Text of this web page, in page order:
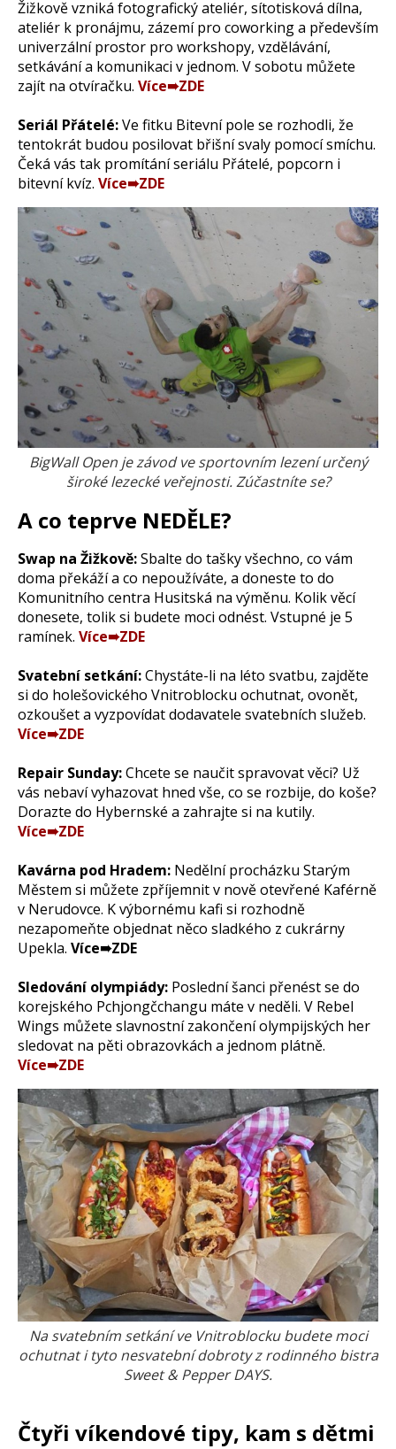
Žižkově vzniká fotografický ateliér, sítotisková dílna,
ateliér k pronájmu, zázemí pro coworking a především
univerzální prostor pro workshopy, vzdělávání,
setkávání a komunikaci v jednom. V sobotu můžete
zajít na otvíračku. Více➠ZDE
Seriál Přátelé:Ve fitku Bitevní pole se rozhodli, že
tentokrát budou posilovat břišní svaly pomocí smíchu.
Čeká vás tak promítání seriálu Přátelé, popcorn i
bitevní kvíz. Více➠ZDE
BigWall Open je závod ve sportovním lezení určený
široké lezecké veřejnosti. Zúčastníte se?
A co teprve NEDĚLE?
Swap na Žižkově:Sbalte do tašky všechno, co vám
doma překáží a co nepoužíváte, a doneste to do
Komunitního centra Husitská na výměnu. Kolik věcí
donesete, tolik si budete moci odnést. Vstupné je 5
ramínek. Více➠ZDE
Svatební setkání:Chystáte-li na léto svatbu, zajděte
si do holešovického Vnitroblocku ochutnat, ovonět,
ozkoušet a vyzpovídat dodavatele svatebních služeb.
Více➠ZDE
Repair Sunday:Chcete se naučit spravovat věci? Už
vás nebaví vyhazovat hned vše, co se rozbije, do koše?
Dorazte do Hybernské a zahrajte si na kutily.
Více➠ZDE
Kavárna pod Hradem: Nedělní procházku Starým
Městem si můžete zpříjemnit v nově otevřené Kaférně
v Nerudovce. K výbornému kafi si rozhodně
nezapomeňte objednat něco sladkého z cukrárny
Upekla. Více➠ZDE​
Sledování olympiády: Poslední šanci přenést se do
korejského Pchjongčchangu máte v neděli. V Rebel
Wings můžete slavnostní zakončení olympijských her
sledovat na pěti obrazovkách a jednom plátně.
Více➠ZDE
Na svatebním setkání ve Vnitroblocku budete moci
ochutnat i tyto nesvatební dobroty z rodinného bistra
Sweet & Pepper DAYS.
Čtyři víkendové tipy, kam s dětmi